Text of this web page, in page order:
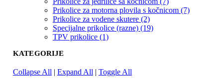
Prikolice za motorna plovila s kočnicom (7)
Prikolice za vodene skutere (2)
Specijalne prikolice (razne) (19)
TPV prikolice (1)
KATEGORIJE
Collapse All | Expand All | Toggle All